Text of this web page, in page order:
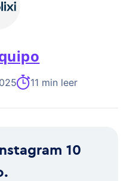
11 min leer
10